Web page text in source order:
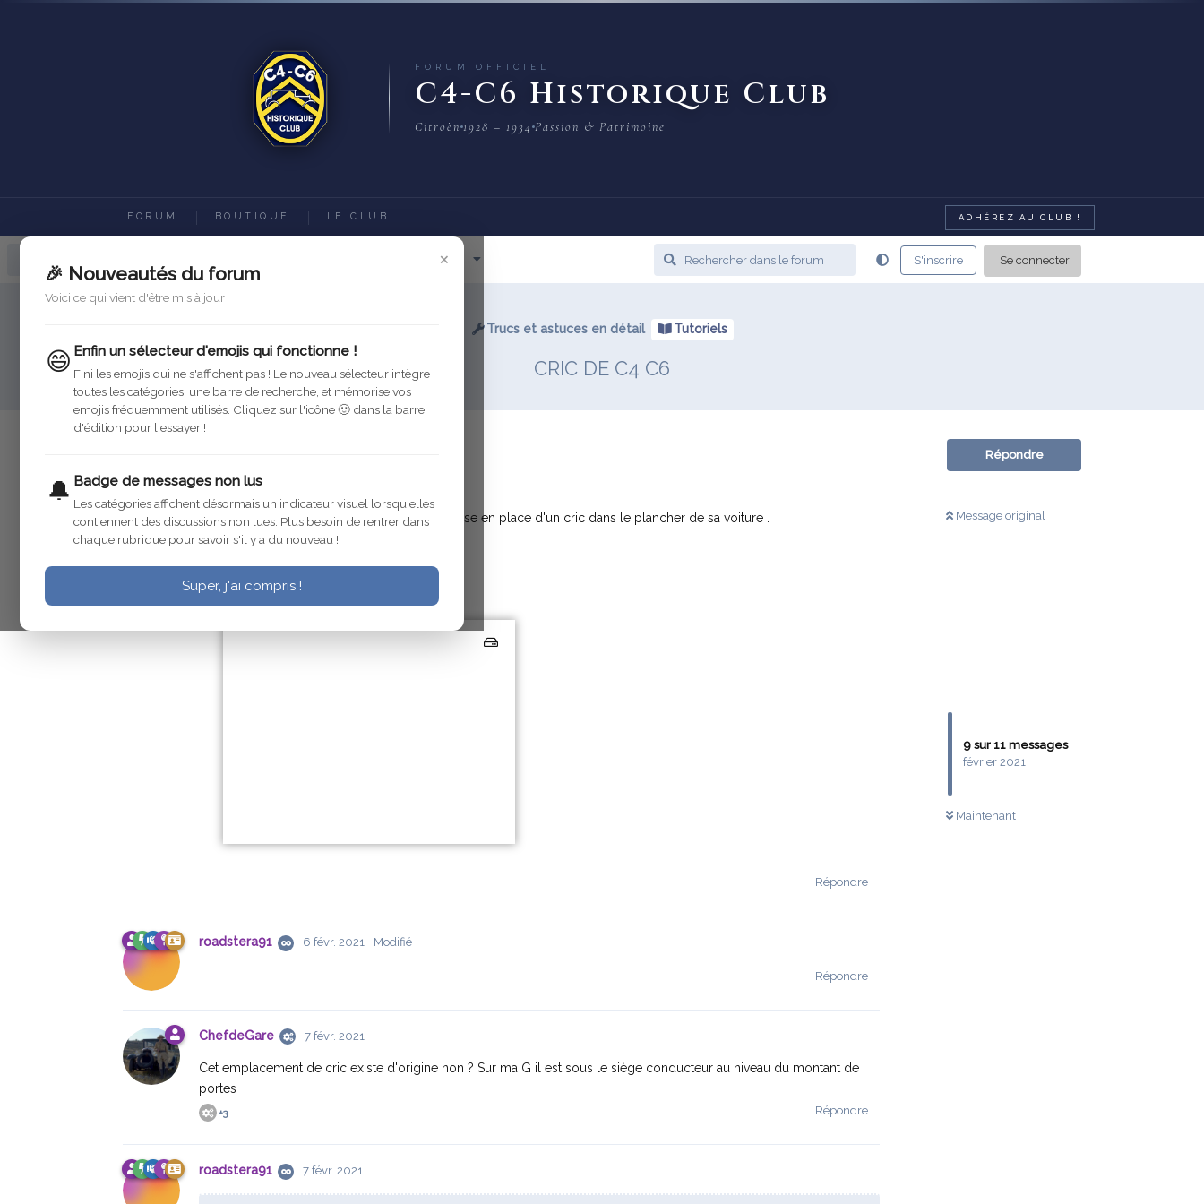
FORUM OFFICIEL
C4-C6 Historique Club
Citroën 1928 – 1934 Passion & Patrimoine
FORUM BOUTIQUE LE CLUB ADHÉREZ AU CLUB !
×
🎉 Nouveautés du forum
Voici ce qui vient d'être mis à jour
😄 Enfin un sélecteur d'emojis qui fonctionne !
Fini les emojis qui ne s'affichent pas ! Le nouveau sélecteur intègre
toutes les catégories, une barre de recherche, et mémorise vos
emojis fréquemment utilisés. Cliquez sur l'icône 🙂 dans la barre
d'édition pour l'essayer !
🔔 Badge de messages non lus
Les catégories affichent désormais un indicateur visuel lorsqu'elles
contiennent des discussions non lues. Plus besoin de rentrer dans
chaque rubrique pour savoir s'il y a du nouveau !
Super, j'ai compris !
Accès Rapide S'inscrire Se connecter
Trucs et astuces en détail Tutoriels
CRIC DE C4 C6
Répondre
Message original
9 sur 11 messages
février 2021
Maintenant
Bonsoir
DOM 78 Nous a concocté un tutoriel sur la mise en place d'un cric dans le plancher de sa voiture .
Répondre
roadstera91 6 févr. 2021 Modifié
Répondre
ChefdeGare 7 févr. 2021
Cet emplacement de cric existe d'origine non ? Sur ma G il est sous le siège conducteur au niveau du montant de
portes
Répondre
+3
roadstera91 7 févr. 2021